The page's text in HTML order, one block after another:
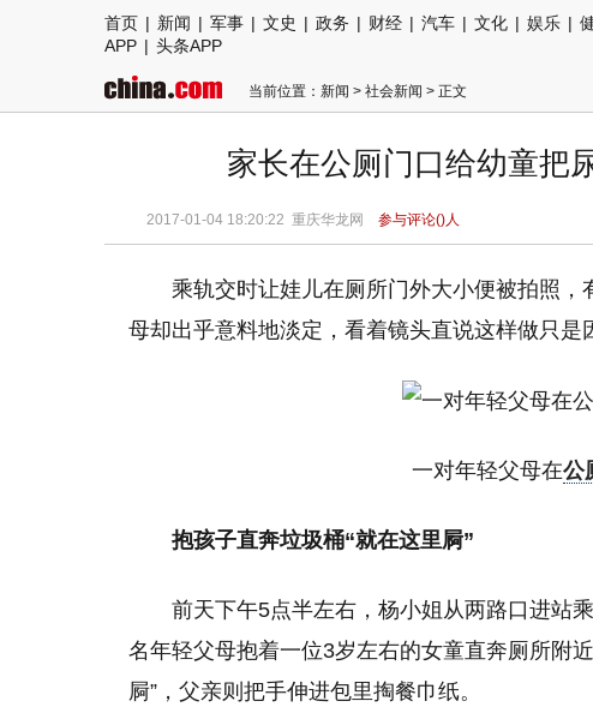
首页 | 新闻 | 军事 | 文史 | 政务 | 财经 | 汽车 | 文化 | 娱乐 |
APP | 头条APP
当前位置： 新闻 > 社会新闻 > 正文
家长在公厕门口给幼童把
2017-01-04 18:20:22 重庆华龙网 参与评论()人
乘轨交时让娃儿在厕所门外大小便被拍照，
母却出乎意料地淡定，看着镜头直说这样做只是
一对年轻父母在公
抱孩子直奔垃圾桶“就在这里屙”
前天下午5点半左右，杨小姐从两路口进站
名年轻父母抱着一位3岁左右的女童直奔厕所附
屙”，父亲则把手伸进包里掏餐巾纸。